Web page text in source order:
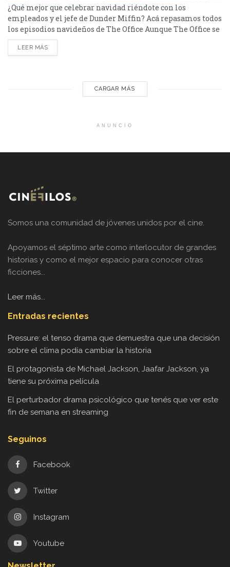
¿Qué mejor que celebrar navidad riéndote con los
empleados y el jefe de Dunder Miffin? Acá repasamos todos
los episodios navideños de The Office Aunque The Office se
estrenó hace años, siempre fue una de las sitcoms más
elegidas. Una serie de comedia que nos brindó grandes
LEER MÁS
CARGAR MÁS
ANUNCIO
Somos una comunidad de jóvenes unidos por el cine.
Apoyamos el séptimo arte como interlocutor de grandes
historias y como el mejor espacio para conocer otras
ficciones...
Leer más...
Entradas recientes
Pressure: el tenso drama que demuestra que una decisión
sobre el clima podía cambiar la historia
El protagonista de Michael Jackson, Jaafar Jackson, ya
tiene su próxima película
El perturbador drama psicológico que tenés que ver este
fin de semana en streaming
Seguinos
Facebook
Twitter
Instagram
Youtube